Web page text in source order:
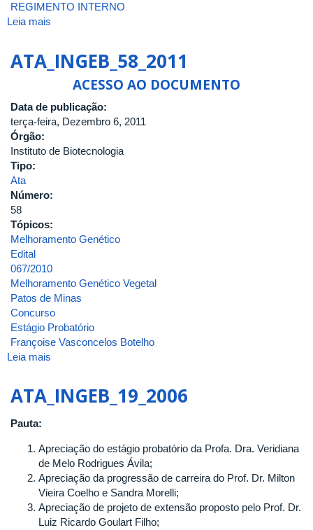
REGIMENTO INTERNO
Leia mais
2ª
REUNIÃO
DE
2024
CONSELHO
DE
DA
UNIVERSIDADE
DE
UBERLÂNDIA
ATA_INGEB_58_2011
ACESSO AO DOCUMENTO
Data de publicação:
terça-feira, Dezembro 6, 2011
Órgão:
Instituto de Biotecnologia
Tipo:
Ata
Número:
58
Tópicos:
Melhoramento Genético
Edital
067/2010
Melhoramento Genético Vegetal
Patos de Minas
Concurso
Estágio Probatório
Françoise Vasconcelos Botelho
Leia mais
ATA_INGEB_19_2006
Pauta:
Apreciação do estágio probatório da Profa. Dra. Veridiana
de Melo Rodrigues Ávila;
Apreciação da progressão de carreira do Prof. Dr. Milton
Vieira Coelho e Sandra Morelli;
Apreciação de projeto de extensão proposto pelo Prof. Dr.
Luiz Ricardo Goulart Filho;